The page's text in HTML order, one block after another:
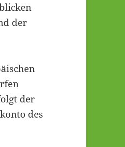
der
der
des